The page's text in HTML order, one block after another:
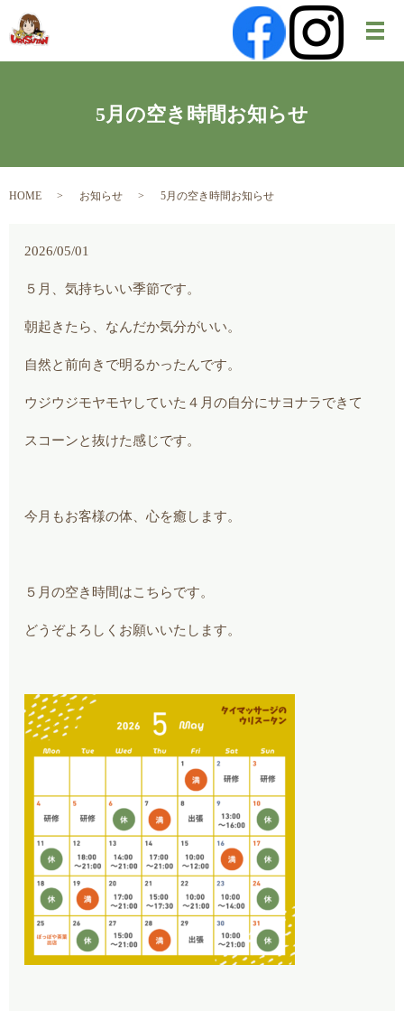
メ
5月の空き時間お知らせ
HOME お知らせ 5月の空き時間お知らせ
2026/05/01
５月、気持ちいい季節です。
朝起きたら、なんだか気分がいい。
自然と前向きで明るかったんです。
ウジウジモヤモヤしていた４月の自分にサヨナラできて
スコーンと抜けた感じです。
今月もお客様の体、心を癒します。
５月の空き時間はこちらです。
どうぞよろしくお願いいたします。